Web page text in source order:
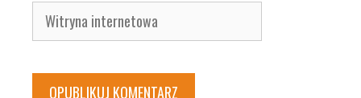
Witryna
internetowa